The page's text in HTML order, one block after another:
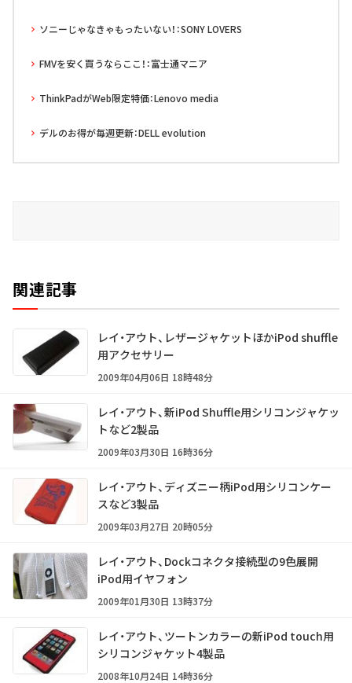
ソニーじゃなきゃもったいない！：SONY LOVERS
FMVを安く買うならここ！：富士通マニア
ThinkPadがWeb限定特価：Lenovo media
デルのお得が毎週更新：DELL evolution
関連記事
レイ・アウト、レザージャケットほかiPod shuffle
用アクセサリー
2009年04月06日 18時48分
レイ・アウト、新iPod Shuffle用シリコンジャケッ
トなど2製品
2009年03月30日 16時36分
レイ・アウト、ディズニー柄iPod用シリコンケー
スなど3製品
2009年03月27日 20時05分
レイ・アウト、Dockコネクタ接続型の9色展開
iPod用イヤフォン
2009年01月30日 13時37分
レイ・アウト、ツートンカラーの新iPod touch用
シリコンジャケット4製品
2008年10月24日 14時36分